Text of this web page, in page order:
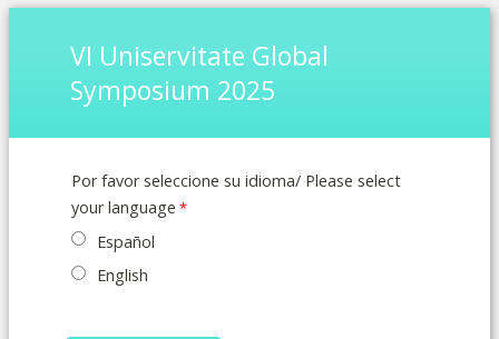
VI Uniservitate Global
Symposium 2025
Por favor seleccione su idioma/ Please select
your language
Español
English